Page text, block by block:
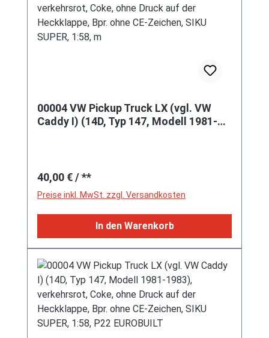
00004 VW Pickup Truck LX (vgl. VW
Caddy I) (14D, Typ 147, Modell 1981-
Regulärer Preis:
40,00 €/ **
Preise inkl. MwSt. zzgl. Versandkosten
In den Warenkorb